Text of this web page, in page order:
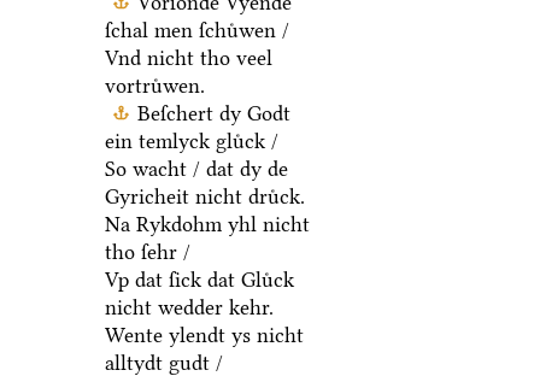
ſchal men ſchuͤwen /
Vnd nicht tho veel
vortruͤwen.
Beſchert dy Godt
ein temlyck gluͤck /
So wacht / dat dy de
Gyricheit nicht druͤck.
Na Rykdohm yhl nicht
tho ſehr /
Vp dat ſick dat Gluͤck
nicht wedder kehr.
Wente ylendt ys nicht
alltydt gudt /